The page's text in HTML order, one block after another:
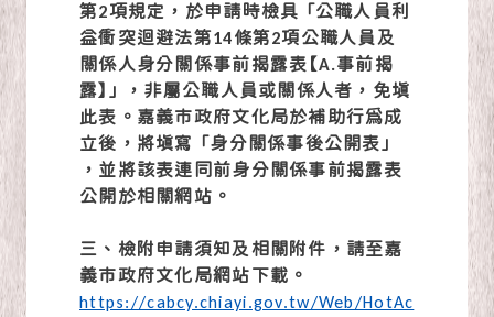
第2項規定，於申請時檢具 「公職人員利
益衝突迴避法第14條第2項公職人員及
關係人身分關係事前揭露表【A.事前揭
露】」 ，非屬公職人員或關係人者，免填
此表。嘉義市政府文化局於補助行為成
立後，將填寫 「身分關係事後公開表」
，並將該表連同前身分關係事前揭露表
公開於相關網站。
三、檢附申請須知及相關附件，請至嘉
義市政府文化局網站下載。
https://cabcy.chiayi.gov.tw/Web/HotAc